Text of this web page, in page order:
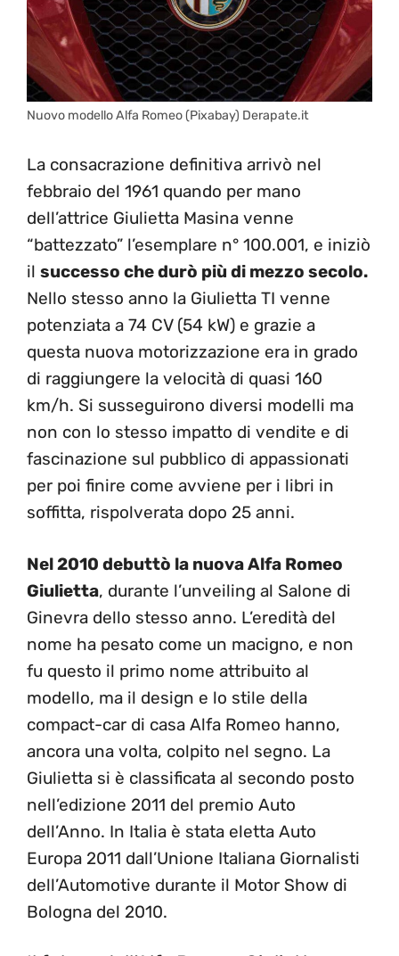
Nuovo modello Alfa Romeo (Pixabay) Derapate.it
La consacrazione definitiva arrivò nel
febbraio del 1961 quando per mano
dell’attrice Giulietta Masina venne
“battezzato” l’esemplare n° 100.001, e iniziò
il successo che durò più di mezzo secolo.
Nello stesso anno la Giulietta TI venne
potenziata a 74 CV (54 kW) e grazie a
questa nuova motorizzazione era in grado
di raggiungere la velocità di quasi 160
km/h. Si susseguirono diversi modelli ma
non con lo stesso impatto di vendite e di
fascinazione sul pubblico di appassionati
per poi finire come avviene per i libri in
soffitta, rispolverata dopo 25 anni.
Nel 2010 debuttò la nuova Alfa Romeo
Giulietta, durante l’unveiling al Salone di
Ginevra dello stesso anno. L’eredità del
nome ha pesato come un macigno, e non
fu questo il primo nome attribuito al
modello, ma il design e lo stile della
compact-car di casa Alfa Romeo hanno,
ancora una volta, colpito nel segno. La
Giulietta si è classificata al secondo posto
nell’edizione 2011 del premio Auto
dell’Anno. In Italia è stata eletta Auto
Europa 2011 dall’Unione Italiana Giornalisti
dell’Automotive durante il Motor Show di
Bologna del 2010.